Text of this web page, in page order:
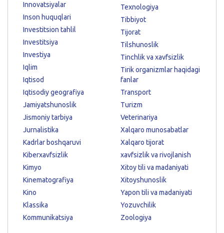
Innovatsiyalar
Inson huquqlari
Investitsion tahlil
Investitsiya
Investiya
Iqlim
Iqtisod
Iqtisodiy geografiya
Jamiyatshunoslik
Jismoniy tarbiya
Jurnalistika
Kadrlar boshqaruvi
Kiberxavfsizlik
Kimyo
Kinematografiya
Kino
Klassika
Kommunikatsiya
Texnologiya
Tibbiyot
Tijorat
Tilshunoslik
Tinchlik va xavfsizlik
Tirik organizmlar haqidagi
fanlar
Transport
Turizm
Veterinariya
Xalqaro munosabatlar
Xalqaro tijorat
xavfsizlik va rivojlanish
Xitoy tili va madaniyati
Xitoyshunoslik
Yapon tili va madaniyati
Yozuvchilik
Zoologiya